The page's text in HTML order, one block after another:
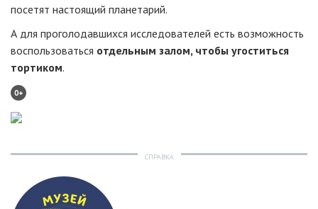
посетят настоящий планетарий.
А для проголодавшихся исследователей есть возможность
воспользоваться отдельным залом, чтобы угоститься
тортиком.
0+
СПРАВКА